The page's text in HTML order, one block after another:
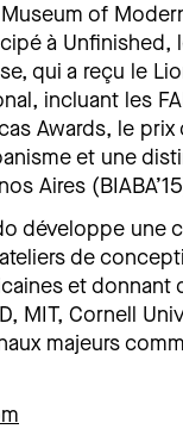
of
à Unfinished,
qui a reçu le
incluant les
Awards, le
et une
Aires
développe une
de
et
MIT, Cornell
majeurs